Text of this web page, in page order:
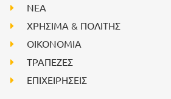
NEA
ΧΡΗΣΙΜΑ & ΠΟΛΙΤΗΣ
ΟΙΚΟΝΟΜΙΑ
ΤΡΑΠΕΖΕΣ
ΕΠΙΧΕΙΡΗΣΕΙΣ